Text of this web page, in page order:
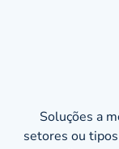
Soluções a
setores ou